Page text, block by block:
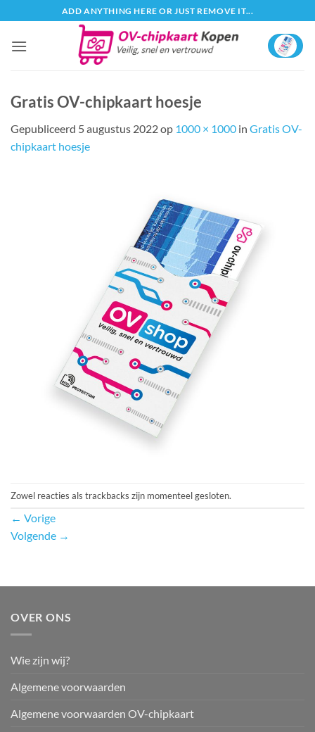
naar
inhoud
ADD ANYTHING HERE OR JUST REMOVE IT...
Gratis OV-chipkaart hoesje
Gepubliceerd 5 augustus 2022op 1000 × 1000 in Gratis OV-
chipkaart hoesje
Zowel reacties als trackbacks zijn momenteel gesloten.
← Vorige
Volgende →
OVER ONS
Wie zijn wij?
Algemene voorwaarden
Algemene voorwaarden OV-chipkaart